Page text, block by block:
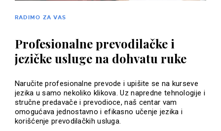
RADIMO ZA VAS
Profesionalne prevodilačke i
jezičke usluge na dohvatu ruke
Naručite profesionalne prevode i upišite se na kurseve
jezika u samo nekoliko klikova. Uz napredne tehnologije i
stručne predavače i prevodioce, naš centar vam
omogućava jednostavno i efikasno učenje jezika i
korišćenje prevodilačkih usluga.